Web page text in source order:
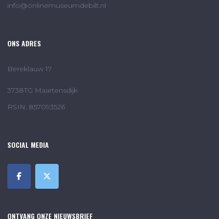
info@onlinemuseumdebilt.nl
ONS ADRES
Bereklauw 17
3738TG Maartensdijk
RSIN: 857093526
SOCIAL MEDIA
ONTVANG ONZE NIEUWSBRIEF